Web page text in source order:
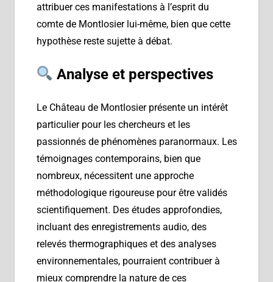
attribuer ces manifestations à l’esprit du
comte de Montlosier lui-même, bien que cette
hypothèse reste sujette à débat.
Analyse et perspectives
Le Château de Montlosier présente un intérêt
particulier pour les chercheurs et les
passionnés de phénomènes paranormaux. Les
témoignages contemporains, bien que
nombreux, nécessitent une approche
méthodologique rigoureuse pour être validés
scientifiquement. Des études approfondies,
incluant des enregistrements audio, des
relevés thermographiques et des analyses
environnementales, pourraient contribuer à
mieux comprendre la nature de ces